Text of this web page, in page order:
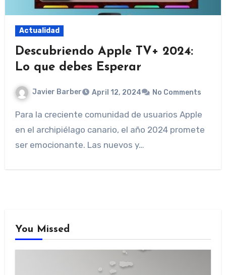
Actualidad
Descubriendo Apple TV+ 2024:
Lo que debes Esperar
Javier Barber April 12, 2024 No Comments
Para la creciente comunidad de usuarios Apple
en el archipiélago canario, el año 2024 promete
ser emocionante. Las nuevos y…
You Missed